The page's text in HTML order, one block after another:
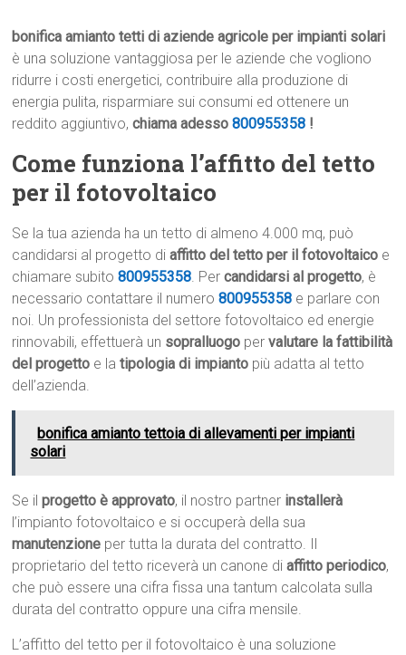
bonifica amianto tetti di aziende agricole per impianti solari
è una soluzione vantaggiosa per le aziende che vogliono
ridurre i costi energetici, contribuire alla produzione di
energia pulita, risparmiare sui consumi ed ottenere un
reddito aggiuntivo,chiama adesso800955358 !
Come funziona l’affitto del tetto
per il fotovoltaico
Se la tua azienda ha un tetto di almeno 4.000 mq, può
candidarsi al progetto diaffitto del tetto per il fotovoltaico e
chiamare subito800955358. Percandidarsi al progetto, è
necessario contattare il numero800955358 e parlare con
noi. Un professionista del settore fotovoltaico ed energie
rinnovabili, effettuerà un sopralluogo pervalutare la fattibilità
del progetto e latipologia di impianto più adatta al tetto
dell’azienda.
bonifica amianto tettoia di allevamenti per impianti
solari
Se ilprogetto è approvato, il nostro partner installerà
l’impianto fotovoltaico e si occuperà della sua
manutenzione per tutta la durata del contratto. Il
proprietario del tetto riceverà un canone diaffitto periodico,
che può essere una cifra fissa una tantum calcolata sulla
durata del contratto oppure una cifra mensile.
L’affitto del tetto per il fotovoltaico è una soluzione